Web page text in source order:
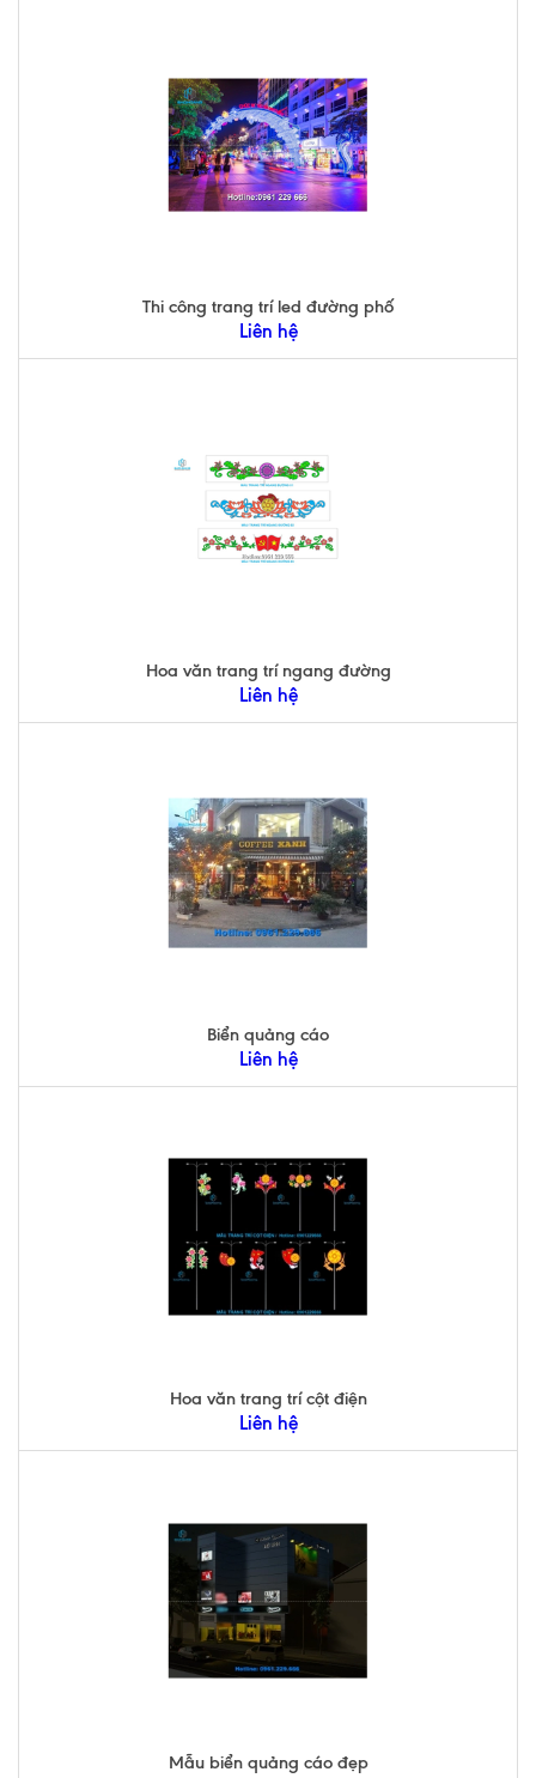
Thi công trang trí led đường phố
Liên hệ
Hoa văn trang trí ngang đường
Liên hệ
Biển quảng cáo
Liên hệ
Hoa văn trang trí cột điện
Liên hệ
Mẫu biển quảng cáo đẹp